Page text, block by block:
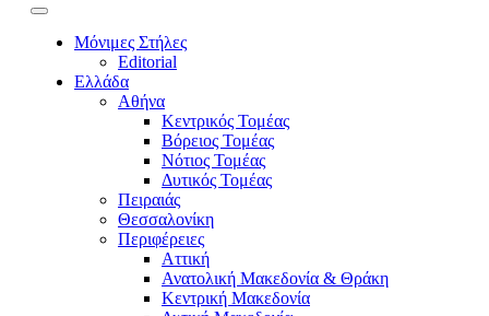
Μόνιμες Στήλες
Editorial
Ελλάδα
Αθήνα
Κεντρικός Τομέας
Βόρειος Τομέας
Νότιος Τομέας
Δυτικός Τομέας
Πειραιάς
Θεσσαλονίκη
Περιφέρειες
Αττική
Ανατολική Μακεδονία & Θράκη
Κεντρική Μακεδονία